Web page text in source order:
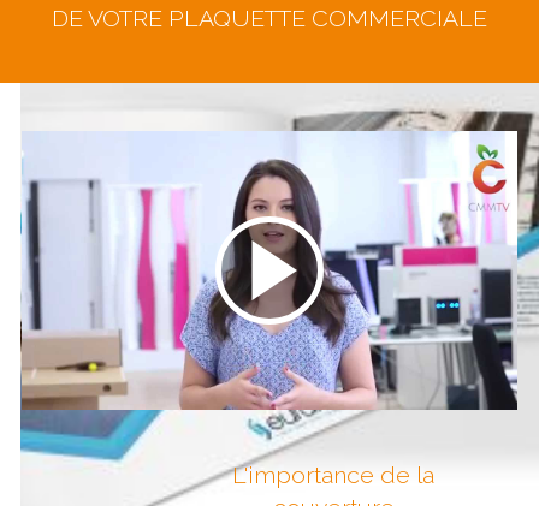
DE VOTRE PLAQUETTE COMMERCIALE
L'importance de la